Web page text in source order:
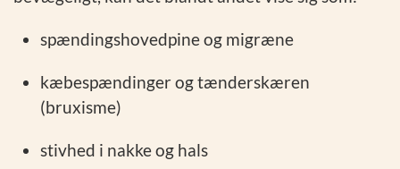
spændingshovedpine og migræne
kæbespændinger og tænderskæren
(bruxisme)
stivhed i nakke og hals